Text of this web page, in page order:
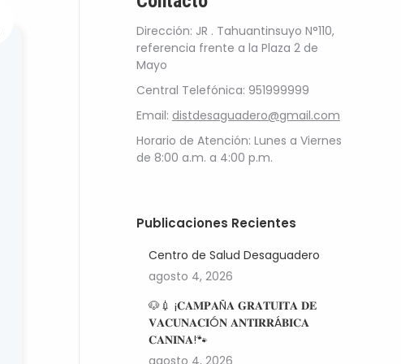
Dirección: JR . Tahuantinsuyo N°110,
referencia frente a la Plaza 2 de
Mayo
Central Telefónica: 951999999
Email: distdesaguadero@gmail.com
Horario de Atención: Lunes a Viernes
de 8:00 a.m. a 4:00 p.m.
Publicaciones Recientes
Centro de Salud Desaguadero
agosto 4, 2026
🐶💉 ¡𝐂𝐀𝐌𝐏𝐀Ñ𝐀 𝐆𝐑𝐀𝐓𝐔𝐈𝐓𝐀 𝐃𝐄
𝐕𝐀𝐂𝐔𝐍𝐀𝐂𝐈Ó𝐍 𝐀𝐍𝐓𝐈𝐑𝐑Á𝐁𝐈𝐂𝐀
𝐂𝐀𝐍𝐈𝐍𝐀!🐾
agosto 4, 2026